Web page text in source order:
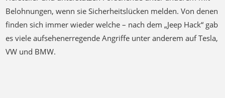
es viele aufsehenerregende Angriffe unter anderem auf Tesla,
VW und BMW.